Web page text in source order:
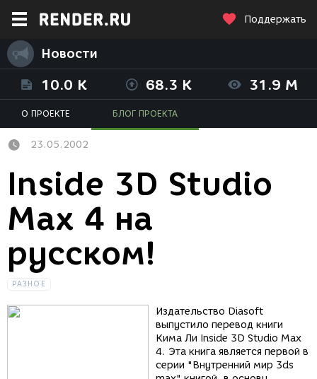
Поддержать
Новости
10.0 K 68.3 K 31.9 M
О ПРОЕКТЕ БЛОГ ПРОЕКТА
23.05.2002
Inside 3D Studio
Max 4 на
русском!
РАЗНОЕ
Издательство Diasoft
выпустило перевод книги
Кима Ли Inside 3D Studio Max
4. Эта книга является первой в
серии "Внутренний мир 3ds